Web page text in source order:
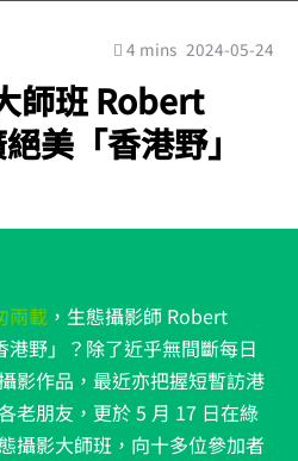
4 mins 2024-05-24
師班 Robert
美「香港野」
兩載 ，生態攝影師 Robert
野」？除了近乎無間斷每日
影作品，最近亦把握短暫訪港
老朋友，更於 5 月 17 日在綠
攝影大師班，向十多位參加者